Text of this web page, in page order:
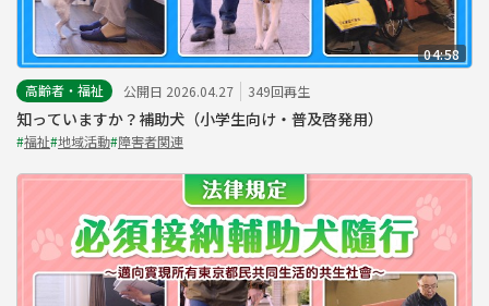
04:58
高齢者・福祉
公開日 2026.04.27 349回再生
知っていますか？補助犬（小学生向け・普及啓発用）
#福祉#地域活動#障害者関連